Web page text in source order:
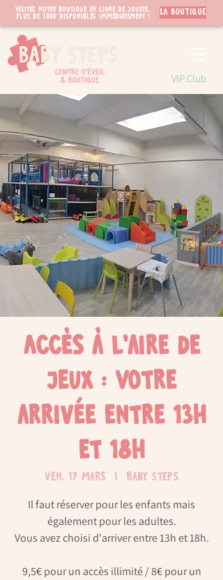
Visitez notre boutique en ligne de jouets.
PLUS de 3000 disponibles immédiatement !
LA BOUTIQUE
VIP Club
Accès à l'aire de
jeux : Votre
arrivée entre 13h
et 18h
ven. 17 mars
  |
Baby Steps
Il faut réserver pour les enfants mais
également pour les adultes.
Vous avez choisi d'arriver entre 13h et 18h.
9,5€ pour un accès illimité / 8€ pour un